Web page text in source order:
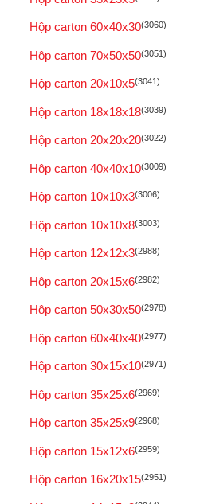
Hộp carton 60x40x30(3060)
Hộp carton 70x50x50(3051)
Hộp carton 20x10x5(3041)
Hộp carton 18x18x18(3039)
Hộp carton 20x20x20(3022)
Hộp carton 40x40x10(3009)
Hộp carton 10x10x3(3006)
Hộp carton 10x10x8(3003)
Hộp carton 12x12x3(2988)
Hộp carton 20x15x6(2982)
Hộp carton 50x30x50(2978)
Hộp carton 60x40x40(2977)
Hộp carton 30x15x10(2971)
Hộp carton 35x25x6(2969)
Hộp carton 35x25x9(2968)
Hộp carton 15x12x6(2959)
Hộp carton 16x20x15(2951)